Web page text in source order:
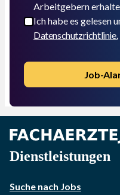
Arbeitgebern
Ich habe es gelesen
Datenschutzrichtlinie.
Job-
Dienstleistungen
Suche nach Jobs